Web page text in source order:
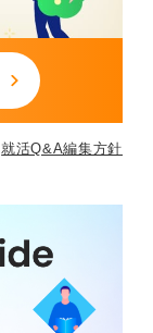
就活Q&A編集方針